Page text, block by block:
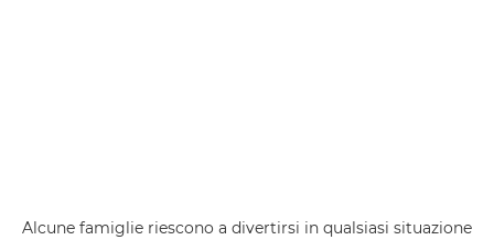
Alcune famiglie riescono a divertirsi in qualsiasi situazione